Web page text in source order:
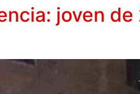
joven